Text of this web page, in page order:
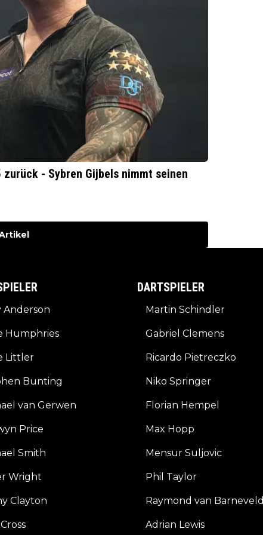
zurück - Sybren Gijbels nimmt seinen
Anderson
Humphries
Littler
Bunting
van Gerwen
Price
Smith
Wright
Clayton
DARTSPIELER
Martin Schindler
Gabriel Clemens
Ricardo Pietreczko
Niko Springer
Florian Hempel
Max Hopp
Mensur Suljovic
Phil Taylor
Raymond van Barneveld
Adrian Lewis